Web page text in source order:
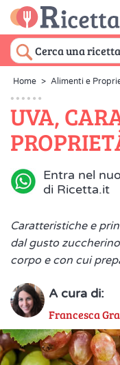
Home > Alimenti e
UVA,
Entra nel
di Ricetta.it
Caratteristiche e
dal gusto
corpo e con cui
A cura di:
Francesca